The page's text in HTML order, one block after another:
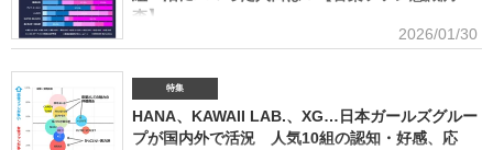
うにストリーミングに影響を与えたかを、YouTubeの順位推移とともにグラフ化(2026年2月)音
楽パッケージの購入行動に関する調査
査】
ORICON BiZ onlineでは「2025年に好きになったアーティスト」のア
年、2024年に続いて5回目。直近2年の得票数はMrs. GREEN APPLEがダントツだったが、
2025年の音楽シーンにおいて最も多くの“新規ファン”を獲得したアーティストは誰だったの
か、得票数TOP15（13位が同率4組だったため計16組）を紹介する。 本調査は、2025年12
月12日～18日にインターネットで実施。10～50代男女の回答者全体（4576人）のうち、
2026/01/30
特集
HANA、KAWAII LAB.、XG…日本ガールズグルー
プが国内外で活況 人気10組の認知・好感、応